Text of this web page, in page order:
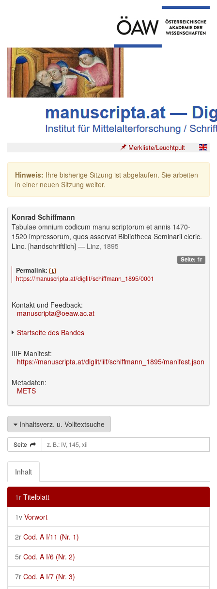
Merkliste/Leuchtpult
Hinweis: Ihre bisherige Sitzung ist abgelaufen. Sie arbeiten
in einer neuen Sitzung weiter.
Konrad Schiffmann
Tabulae omnium codicum manu scriptorum et annis 1470-
1520 impressorum, quos asservat Bibliotheca Seminarii cleric.
Linc. [handschriftlich] — Linz, 1895
Seite: 1r
Permalink:
https://manuscripta.at/diglit/schiffmann_1895/0001
Kontakt und Feedback:
manuscripta@oeaw.ac.at
Startseite des Bandes
IIIF Manifest:
https://manuscripta.at/diglit/iiif/schiffmann_1895/manifest.json
Metadaten:
METS
Inhaltsverz. u. Volltextsuche
Seite
Inhalt
1r Titelblatt
1v Vorwort
2r Cod. A I/11 (Nr. 1)
5r Cod. A I/6 (Nr. 2)
7r Cod. A I/7 (Nr. 3)